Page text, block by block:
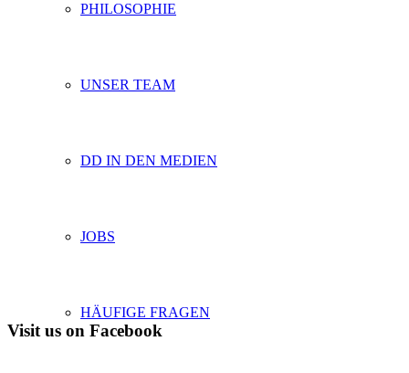
PHILOSOPHIE
UNSER TEAM
DD IN DEN MEDIEN
JOBS
HÄUFIGE FRAGEN
Visit us on Facebook